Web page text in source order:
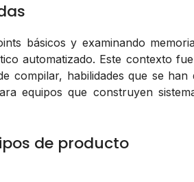
básicos y examinando
automatizado. Este contexto
compilar, habilidades que se
equipos que construyen
de producto